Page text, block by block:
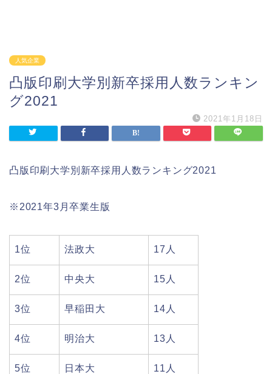
人気企業
凸版印刷大学別新卒採用人数ランキン
グ2021
2021年1月18日
凸版印刷大学別新卒採用人数ランキング2021
※2021年3月卒業生版
1位 法政大 17人
2位 中央大 15人
3位 早稲田大 14人
4位 明治大 13人
5位 日本大 11人